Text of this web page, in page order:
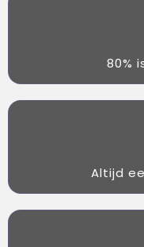
80%
Altijd